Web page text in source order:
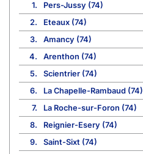
1.
Pers-Jussy (74)
2.
Eteaux (74)
3.
Amancy (74)
4.
Arenthon (74)
5.
Scientrier (74)
6.
La Chapelle-Rambaud (74)
7.
La Roche-sur-Foron (74)
8.
Reignier-Esery (74)
9.
Saint-Sixt (74)